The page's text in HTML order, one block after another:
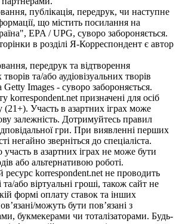
публікація, передрук, чи наступне
що містить посилання на
EPA / UPG, суворо забороняється.
в розділі Я-Корреспондент є автор
передрук та відтворення
та/або аудіовізуальних творів
Images - суворо забороняється.
korrespondent.net призначені для осіб
(21+). Участь в азартних іграх може
залежність. Дотримуйтесь правил
гри. При виявленні перших
негайно зверніться до спеціаліста.
в азартних іграх не може бути
або альтернативою роботі.
ресурс korrespondent.net не проводить
та/або віртуальні гроші, також сайт не
формі оплату ставок та інших
можуть бути пов’язані з
букмекерами чи тоталізаторами. Будь-